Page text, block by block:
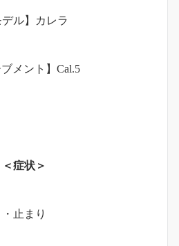
デル】カレラ
ブメント】Cal.5
＜症状＞
・止まり